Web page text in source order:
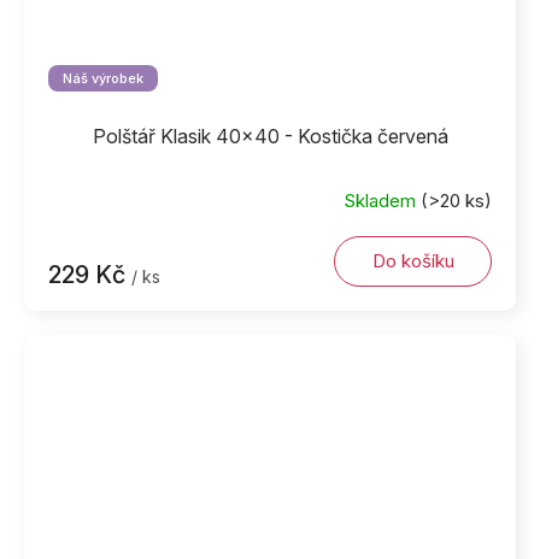
Náš výrobek
Polštář Klasik 40x40 - Kostička červená
Skladem (>20 ks)
229 Kč / ks
Do košíku